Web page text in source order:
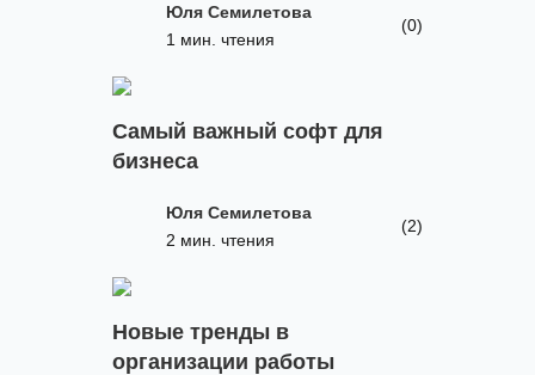
Юля Семилетова
1 мин. чтения
(0)
Самый важный софт для
бизнеса
Юля Семилетова
2 мин. чтения
(2)
Новые тренды в
организации работы